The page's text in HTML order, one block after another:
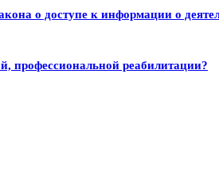
о доступе к информации о
профессиональной реабилитации?